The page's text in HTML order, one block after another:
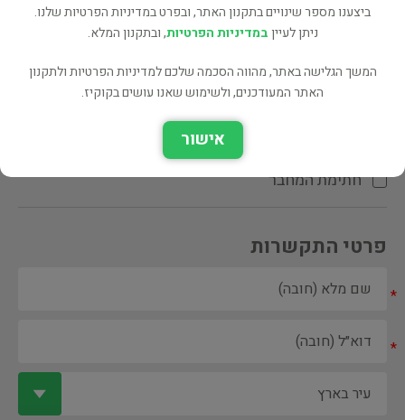
הקדשת המחבר\המתרגם
חתימת המחבר
פרטי התקשרות
*
*
ביצענו מספר שינויים בתקנון האתר, ובפרט במדיניות הפרטיות שלנו.
ניתן לעייןבמדיניות הפרטיות, ובתקנון המלא.
המשך הגלישה באתר, מהווה הסכמה שלכם למדיניות הפרטיות ולתקנון
האתר המעודכנים, ולשימוש שאנו עושים בקוקיז.
אישור